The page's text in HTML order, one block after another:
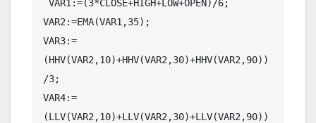
VAR2:=EMA(VAR1,35);
VAR3:=
(HHV(VAR2,10)+HHV(VAR2,30)+HHV(VAR2,90))
/3;
VAR4:=
(LLV(VAR2,10)+LLV(VAR2,30)+LLV(VAR2,90))